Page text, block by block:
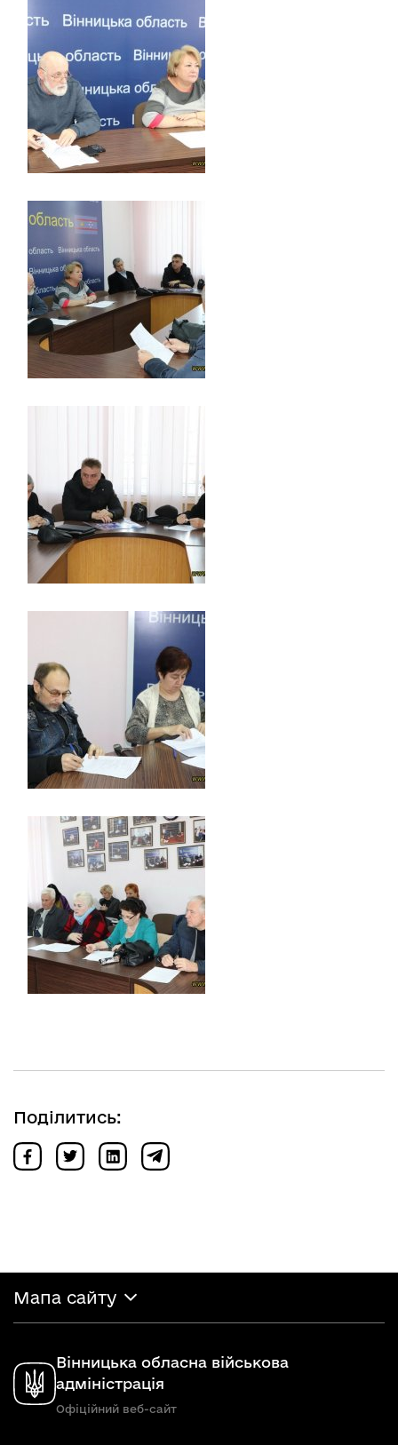
Поділитись:
Мапа сайту
Вінницька обласна військова
адміністрація
Офіційний веб-сайт